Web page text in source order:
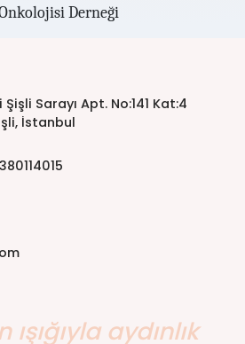
Derneği
Sarayı Apt. No:141 Kat:4
İstanbul
ışığıyla aydınlık